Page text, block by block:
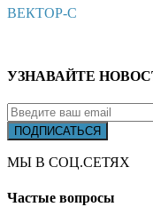
ВЕКТОР-С
УЗНАВАЙТЕ
МЫ В СОЦ.СЕТЯХ
Частые вопросы